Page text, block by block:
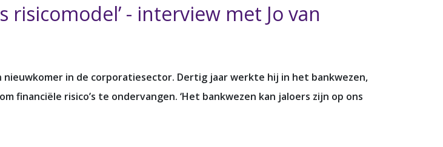
risicomodel’ - interview met Jo van
nieuwkomer in de corporatiesector. Dertig jaar werkte hij in het bankwezen,
financiële risico’s te ondervangen. ‘Het bankwezen kan jaloers zijn op ons